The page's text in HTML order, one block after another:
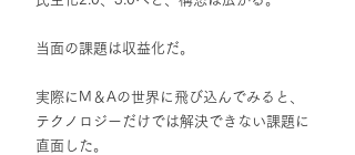
当面の課題は収益化だ。
実際にM＆Aの世界に飛び込んでみると、
テクノロジーだけでは解決できない課題に
直面した。